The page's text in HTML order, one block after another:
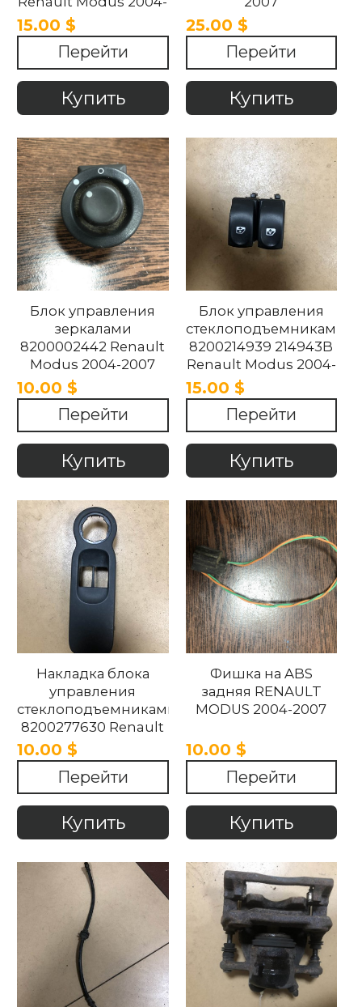
15.00 $
Перейти
Купить
25.00 $
Перейти
Купить
Блок управления
зеркалами
8200002442 Renault
Modus 2004-2007
10.00 $
Перейти
Купить
Блок управления
стеклоподъемниками
8200214939 214943B
Renault Modus 2004-
2007.
15.00 $
Перейти
Купить
Накладка блока
управления
стеклоподъемниками
8200277630 Renault
Modus 2004-2007
10.00 $
Перейти
Купить
Фишка на ABS
задняя RENAULT
MODUS 2004-2007
10.00 $
Перейти
Купить